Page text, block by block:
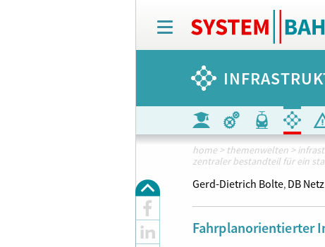
T
o
g
n
v
home > themenwelten >
zentraler bestandteil für ein
Gerd-Dietrich Bolte, DB
Fahrplanorientierter